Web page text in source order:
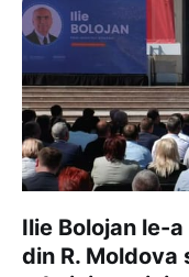
Ilie Bolojan le-
din R. Moldova